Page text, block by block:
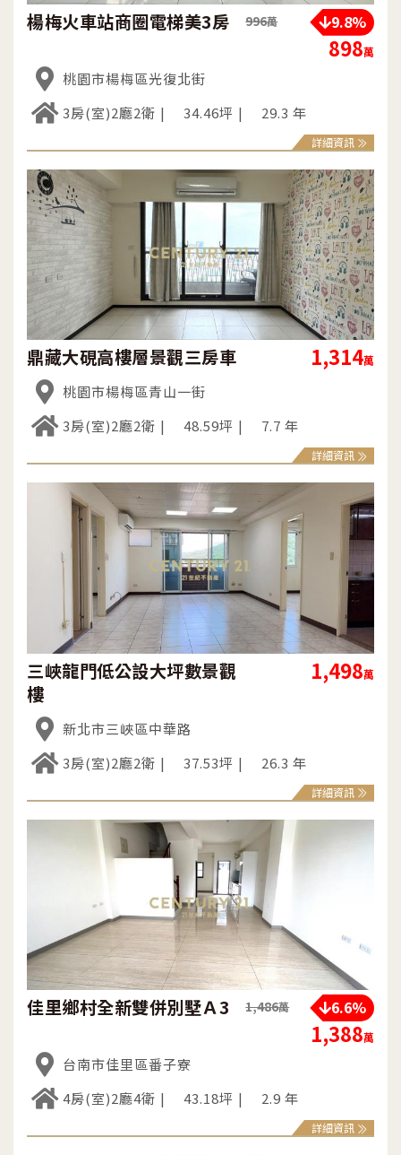
楊梅火車站商圈電梯美3房 996萬 9.8%
898萬
桃園市楊梅區光復北街
3房(室)2廳2衛
34.46坪 29.3 年
詳細資訊
鼎藏大硯高樓層景觀三房車 1,314萬
桃園市楊梅區青山一街
3房(室)2廳2衛
48.59坪 7.7 年
詳細資訊
三峽龍門低公設大坪數景觀
樓
1,498萬
新北市三峽區中華路
3房(室)2廳2衛
37.53坪 26.3 年
詳細資訊
佳里鄉村全新雙併別墅Ａ3 1,486萬 6.6%
1,388萬
台南市佳里區番子寮
4房(室)2廳4衛
43.18坪 2.9 年
詳細資訊